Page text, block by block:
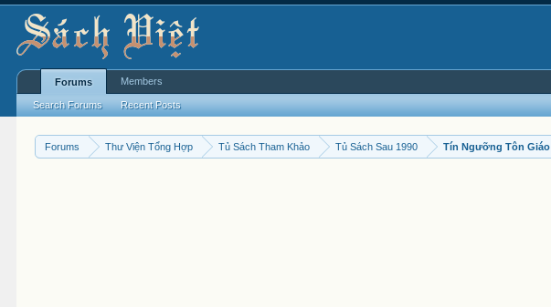
Forums Thư Viện Tổng Hợp Tủ Sách Tham Khảo Tủ Sách Sau 1990 Tín Ngưỡng Tôn Giáo
Forums
Search Forums Recent Posts
Members